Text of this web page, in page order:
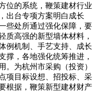
位的系统，鞭策建材行业
出台专项方案明白成长
些处所通过强化保障，要
质高强的新型墙体材料，
例机制、手艺支持、成长
撑，各地强化统筹推进，
。为杭州市采购（投资）
项目标设想、招投标、采
根据，鞭策新型建材财产